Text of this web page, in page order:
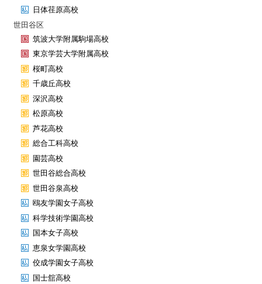
日体荏原高校
世田谷区
筑波大学附属駒場高校
東京学芸大学附属高校
桜町高校
千歳丘高校
深沢高校
松原高校
芦花高校
総合工科高校
園芸高校
世田谷総合高校
世田谷泉高校
鴎友学園女子高校
科学技術学園高校
国本女子高校
恵泉女学園高校
佼成学園女子高校
国士舘高校